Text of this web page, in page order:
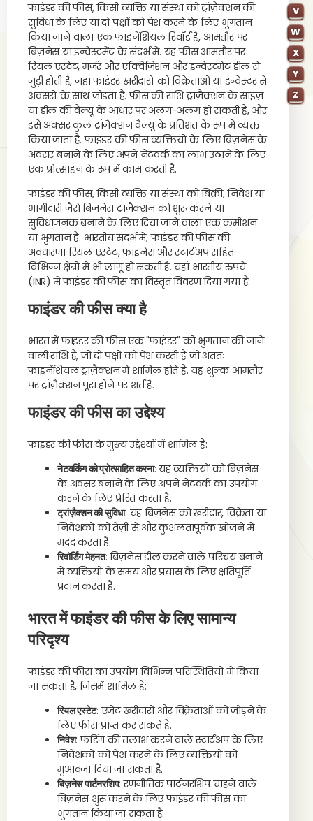
V
W
X
Y
Z
फाइंडर की फीस, किसी व्यक्ति या संस्था को ट्रांज़ैक्शन की
सुविधा के लिए या दो पक्षों को पेश करने के लिए भुगतान
किया जाने वाला एक फाइनेंशियल रिवॉर्ड है, आमतौर पर
बिज़नेस या इन्वेस्टमेंट के संदर्भ में. यह फीस आमतौर पर
रियल एस्टेट, मर्जर और एक्विज़िशन और इन्वेस्टमेंट डील से
जुड़ी होती है, जहां फाइंडर खरीदारों को विक्रेताओं या इन्वेस्टर से
अवसरों के साथ जोड़ता है. फीस की राशि ट्रांज़ैक्शन के साइज़
या डील की वैल्यू के आधार पर अलग-अलग हो सकती है, और
इसे अक्सर कुल ट्रांज़ैक्शन वैल्यू के प्रतिशत के रूप में व्यक्त
किया जाता है. फाइंडर की फीस व्यक्तियों के लिए बिज़नेस के
अवसर बनाने के लिए अपने नेटवर्क का लाभ उठाने के लिए
एक प्रोत्साहन के रूप में काम करती है.
फाइंडर की फीस, किसी व्यक्ति या संस्था को बिक्री, निवेश या
भागीदारी जैसे बिज़नेस ट्रांज़ैक्शन को शुरू करने या
सुविधाजनक बनाने के लिए दिया जाने वाला एक कमीशन
या भुगतान है. भारतीय संदर्भ में, फाइंडर की फीस की
अवधारणा रियल एस्टेट, फाइनेंस और स्टार्टअप सहित
विभिन्न क्षेत्रों में भी लागू हो सकती है. यहां भारतीय रुपये
(INR) में फाइंडर की फीस का विस्तृत विवरण दिया गया है:
फाइंडर की फीस क्या है
भारत में फाइंडर की फीस एक "फाइंडर" को भुगतान की जाने
वाली राशि है, जो दो पक्षों को पेश करती है जो अंततः
फाइनेंशियल ट्रांज़ैक्शन में शामिल होते हैं. यह शुल्क आमतौर
पर ट्रांज़ैक्शन पूरा होने पर शर्त है.
फाइंडर की फीस का उद्देश्य
फाइंडर की फीस के मुख्य उद्देश्यों में शामिल हैं:
नेटवर्किंग को प्रोत्साहित करना: यह व्यक्तियों को बिज़नेस
के अवसर बनाने के लिए अपने नेटवर्क का उपयोग
करने के लिए प्रेरित करता है.
ट्रांज़ैक्शन की सुविधा: यह बिज़नेस को खरीदार, विक्रेता या
निवेशकों को तेज़ी से और कुशलतापूर्वक खोजने में
मदद करता है.
रिवॉर्डिंग मेहनत: बिज़नेस डील करने वाले परिचय बनाने
में व्यक्तियों के समय और प्रयास के लिए क्षतिपूर्ति
प्रदान करता है.
भारत में फाइंडर की फीस के लिए सामान्य
परिदृश्य
फाइंडर की फीस का उपयोग विभिन्न परिस्थितियों में किया
जा सकता है, जिसमें शामिल हैं:
रियल एस्टेट: एजेंट खरीदारों और विक्रेताओं को जोड़ने के
लिए फीस प्राप्त कर सकते हैं.
निवेश: फंडिंग की तलाश करने वाले स्टार्टअप के लिए
निवेशकों को पेश करने के लिए व्यक्तियों को
मुआवजा दिया जा सकता है.
बिज़नेस पार्टनरशिप: रणनीतिक पार्टनरशिप चाहने वाले
बिज़नेस शुरू करने के लिए फाइंडर की फीस का
भुगतान किया जा सकता है.